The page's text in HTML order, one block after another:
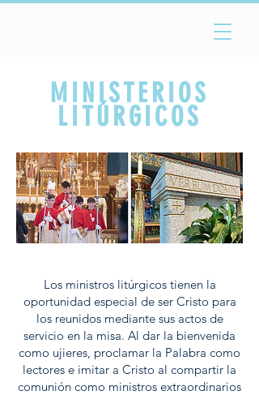
MINISTERIOS
LITÚRGICOS
Los ministros litúrgicos tienen la
oportunidad especial de ser Cristo para
los reunidos mediante sus actos de
servicio en la misa. Al dar la bienvenida
como ujieres, proclamar la Palabra como
lectores e imitar a Cristo al compartir la
comunión como ministros extraordinarios